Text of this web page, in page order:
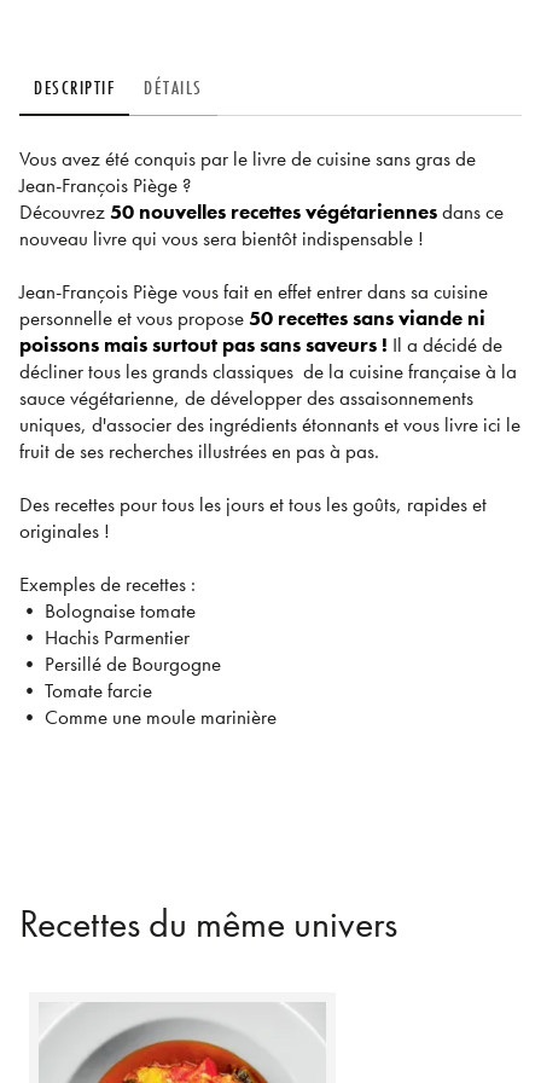
DESCRIPTIF DÉTAILS
Vous avez été conquis par le livre de cuisine sans gras de
Jean-François Piège ?
Découvrez50 nouvelles recettes végétariennesdans ce
nouveau livre qui vous sera bientôt indispensable !
Jean-François Piège vous fait en effet entrer dans sa cuisine
personnelle et vous propose50 recettes sans viande ni
poissons mais surtout pas sans saveurs ! Il a décidé de
décliner tous les grands classiques de la cuisine française à la
sauce végétarienne, de développer des assaisonnements
uniques, d'associer des ingrédients étonnants et vous livre ici le
fruit de ses recherches illustrées en pas à pas.
Des recettes pour tous les jours et tous les goûts, rapides et
originales !
Exemples de recettes :
• Bolognaise tomate
• Hachis Parmentier
• Persillé de Bourgogne
• Tomate farcie
• Comme une moule marinière
Recettes du même univers